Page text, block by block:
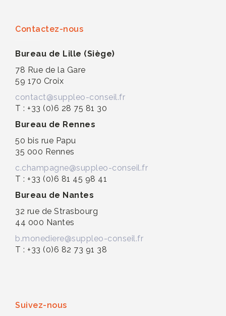
Contactez-nous
Bureau de Lille (Siège)
78 Rue de la Gare
59 170 Croix
contact@suppleo-conseil.fr
T : +33 (0)6 28 75 81 30
Bureau de Rennes
50 bis rue Papu
35 000 Rennes
c.champagne@suppleo-conseil.fr
T : +33 (0)6 81 45 98 41
Bureau de Nantes
32 rue de Strasbourg
44 000 Nantes
b.monediere@suppleo-conseil.fr
T : +33 (0)6 82 73 91 38
Suivez-nous